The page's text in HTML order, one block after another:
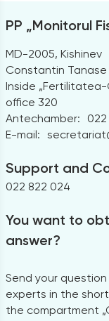
PP „Monitorul
MD-2005, Kishinev
Constantin
Inside
office 320
Antechamber:
E-mail:
Support and
022 822 024
You want to
answer?
Send your
experts in the
the compartment